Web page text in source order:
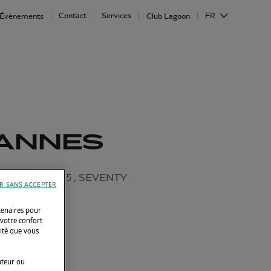
Évènements Contact Services Club Lagoon FR
51 , SIXTY 5 , SEVENTY
pour
confort
que vous
ou
SANS ACCEPTER